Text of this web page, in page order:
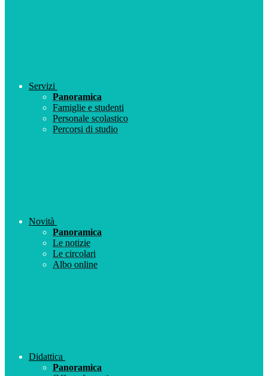
Servizi
Panoramica
Famiglie e studenti
Personale scolastico
Percorsi di studio
Novità
Panoramica
Le notizie
Le circolari
Albo online
Didattica
Panoramica